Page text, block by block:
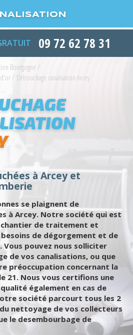
09 72 62 78 31
Bourgogne /
d'or/ Débouchage canalisation Arcey
à Arcey et
se plaignent de
à Arcey. Notre société qui est
de traitement et
de dégorgement et de
Vous pouvez nous solliciter
de vos canalisations, ou que
préoccupation concernant la
21. Nous vous certifions une
également en cas de
société parcourt tous les 2
nettoyage de vos collecteurs
le desembourbage de